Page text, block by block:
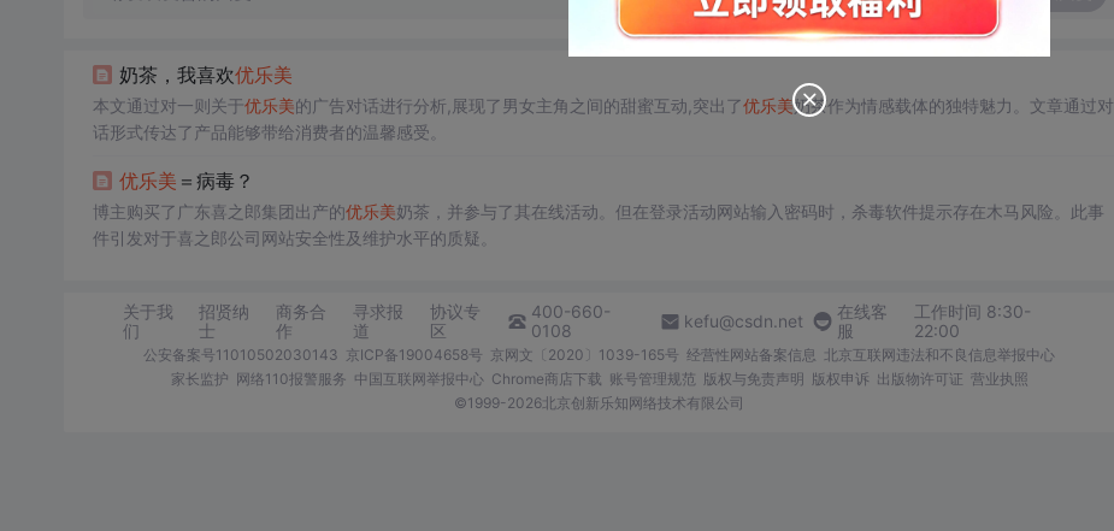
奶茶，我喜欢优乐美
本文通过对一则关于优乐美的广告对话进行分析,展现了男女主角之间的甜蜜互动,突出了优乐美奶茶作为情感载体的独特魅力。文章通过对
话形式传达了产品能够带给消费者的温馨感受。
优乐美 ＝病毒？
博主购买了广东喜之郎集团出产的优乐美奶茶，并参与了其在线活动。但在登录活动网站输入密码时，杀毒软件提示存在木马风险。此事
件引发对于喜之郎公司网站安全性及维护水平的质疑。
关于我
们
招贤纳
士
商务合
作
寻求报
道
协议专
区
400-660-
0108
kefu@csdn.net
在线客
服
工作时间 8:30-
22:00
公安备案号11010502030143 京ICP备19004658号 京网文〔2020〕1039-165号 经营性网站备案信息 北京互联网违法和不良信息举报中心
家长监护 网络110报警服务 中国互联网举报中心 Chrome商店下载 账号管理规范 版权与免责声明 版权申诉 出版物许可证 营业执照
©1999-2026北京创新乐知网络技术有限公司